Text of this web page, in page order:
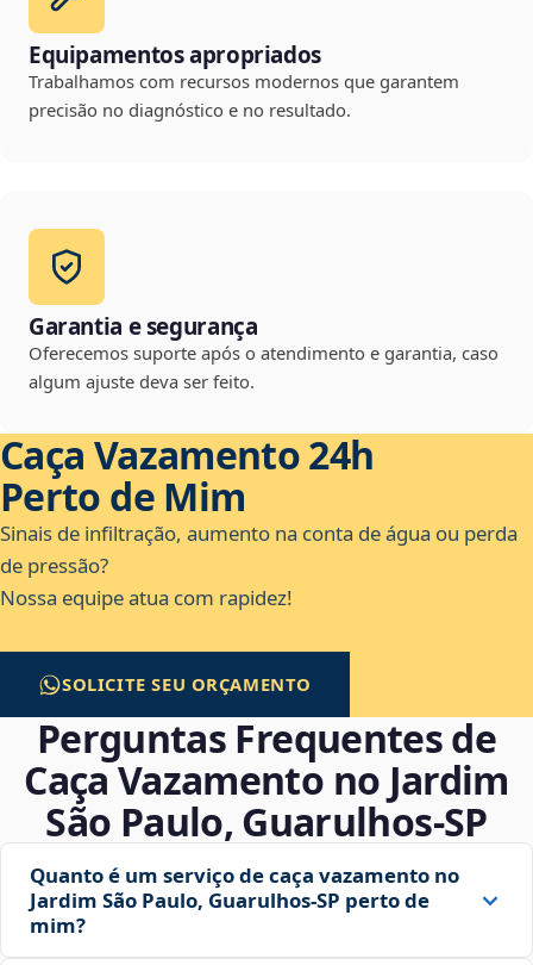
Equipamentos apropriados
Trabalhamos com recursos modernos que garantem
precisão no diagnóstico e no resultado.
Garantia e segurança
Oferecemos suporte após o atendimento e garantia, caso
algum ajuste deva ser feito.
Caça Vazamento 24h
Perto de Mim
Sinais de infiltração, aumento na conta de água ou perda
de pressão?
Nossa equipe atua com rapidez!
SOLICITE SEU ORÇAMENTO
Perguntas Frequentes de
Caça Vazamento no Jardim
São Paulo, Guarulhos‑SP
Quanto é um serviço de caça vazamento no
Jardim São Paulo, Guarulhos‑SP perto de
mim?